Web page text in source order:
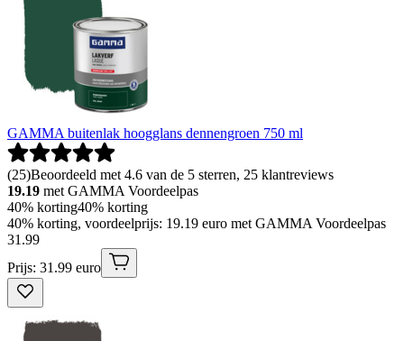
GAMMA buitenlak hoogglans dennengroen 750 ml
(25)Beoordeeld met 4.6 van de 5 sterren, 25 klantreviews
19.19 met GAMMA Voordeelpas
40% korting40% korting
40% korting, voordeelprijs: 19.19 euro met GAMMA Voordeelpas
31.99
Prijs: 31.99 euro